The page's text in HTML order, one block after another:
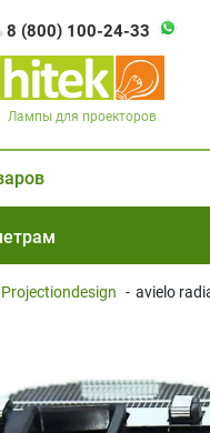
8 (800) 100-24-33
Лампы для проекторов
Projectiondesign - avielo